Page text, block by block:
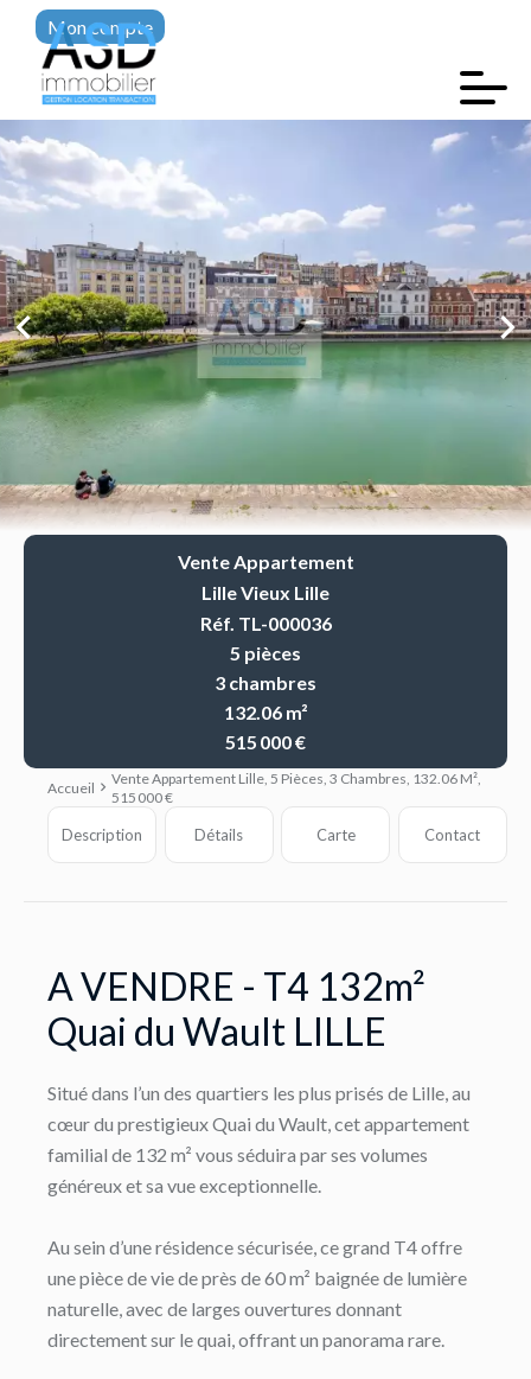
Mon compte
Vente Appartement
Lille Vieux Lille
Réf. TL-000036
5 pièces
3 chambres
132.06 m²
515 000 €
Accueil
Vente Appartement Lille, 5 Pièces, 3 Chambres, 132.06 M²,
515 000 €
Description Détails Carte Contact
A VENDRE - T4 132m²
Quai du Wault LILLE
Situé dans l’un des quartiers les plus prisés de Lille, au
cœur du prestigieux Quai du Wault, cet appartement
familial de 132 m² vous séduira par ses volumes
généreux et sa vue exceptionnelle.
Au sein d’une résidence sécurisée, ce grand T4 offre
une pièce de vie de près de 60 m² baignée de lumière
naturelle, avec de larges ouvertures donnant
directement sur le quai, offrant un panorama rare.